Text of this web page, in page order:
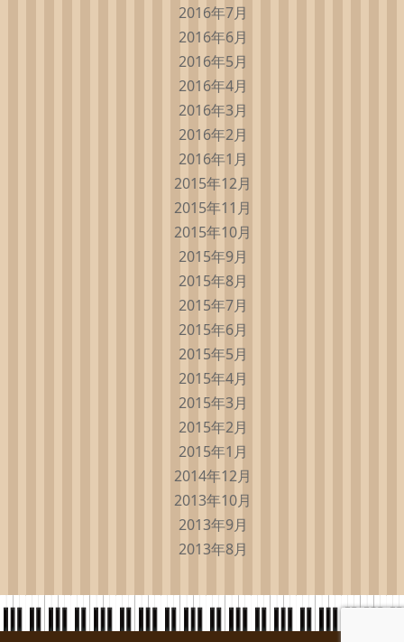
2016年7月
2016年6月
2016年5月
2016年4月
2016年3月
2016年2月
2016年1月
2015年12月
2015年11月
2015年10月
2015年9月
2015年8月
2015年7月
2015年6月
2015年5月
2015年4月
2015年3月
2015年2月
2015年1月
2014年12月
2013年10月
2013年9月
2013年8月